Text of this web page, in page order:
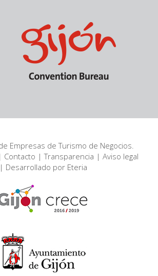
Empresas de Turismo de Negocios.
Contacto |Transparencia |Aviso legal
| Desarrollado por Eteria